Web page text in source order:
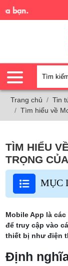
Trang chủ Tin
Tìm hiểu về
TÌM HIỂU
TRỌNG
MỤC
Mobile App là
để truy cập vào
thiết bị như điện
Định